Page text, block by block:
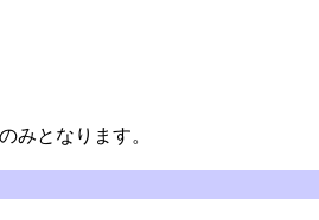
みとなります。